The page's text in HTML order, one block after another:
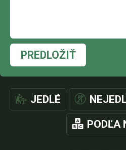
PREDLOŽIŤ
JEDLÉ
PODĽA